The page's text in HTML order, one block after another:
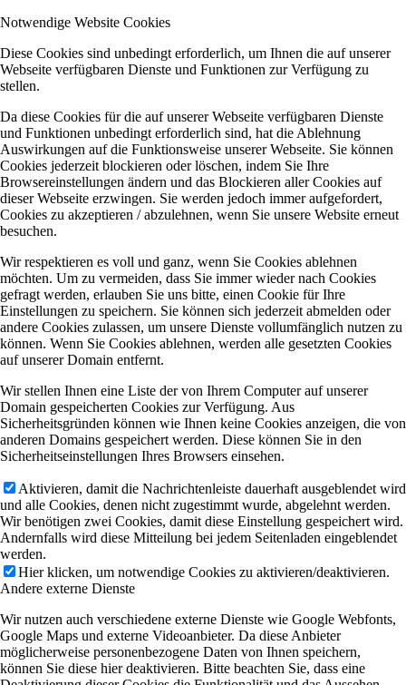
Notwendige Website Cookies
Diese Cookies sind unbedingt erforderlich, um Ihnen die auf unserer
Webseite verfügbaren Dienste und Funktionen zur Verfügung zu
stellen.
Da diese Cookies für die auf unserer Webseite verfügbaren Dienste
und Funktionen unbedingt erforderlich sind, hat die Ablehnung
Auswirkungen auf die Funktionsweise unserer Webseite. Sie können
Cookies jederzeit blockieren oder löschen, indem Sie Ihre
Browsereinstellungen ändern und das Blockieren aller Cookies auf
dieser Webseite erzwingen. Sie werden jedoch immer aufgefordert,
Cookies zu akzeptieren / abzulehnen, wenn Sie unsere Website erneut
besuchen.
Wir respektieren es voll und ganz, wenn Sie Cookies ablehnen
möchten. Um zu vermeiden, dass Sie immer wieder nach Cookies
gefragt werden, erlauben Sie uns bitte, einen Cookie für Ihre
Einstellungen zu speichern. Sie können sich jederzeit abmelden oder
andere Cookies zulassen, um unsere Dienste vollumfänglich nutzen zu
können. Wenn Sie Cookies ablehnen, werden alle gesetzten Cookies
auf unserer Domain entfernt.
Wir stellen Ihnen eine Liste der von Ihrem Computer auf unserer
Domain gespeicherten Cookies zur Verfügung. Aus
Sicherheitsgründen können wie Ihnen keine Cookies anzeigen, die von
anderen Domains gespeichert werden. Diese können Sie in den
Sicherheitseinstellungen Ihres Browsers einsehen.
Aktivieren, damit die Nachrichtenleiste dauerhaft ausgeblendet wird
und alle Cookies, denen nicht zugestimmt wurde, abgelehnt werden.
Wir benötigen zwei Cookies, damit diese Einstellung gespeichert wird.
Andernfalls wird diese Mitteilung bei jedem Seitenladen eingeblendet
werden.
Hier klicken, um notwendige Cookies zu aktivieren/deaktivieren.
Andere externe Dienste
Wir nutzen auch verschiedene externe Dienste wie Google Webfonts,
Google Maps und externe Videoanbieter. Da diese Anbieter
möglicherweise personenbezogene Daten von Ihnen speichern,
können Sie diese hier deaktivieren. Bitte beachten Sie, dass eine